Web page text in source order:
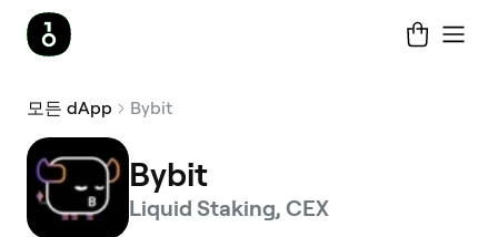
모든 dApp Bybit
Bybit
Liquid Staking, CEX